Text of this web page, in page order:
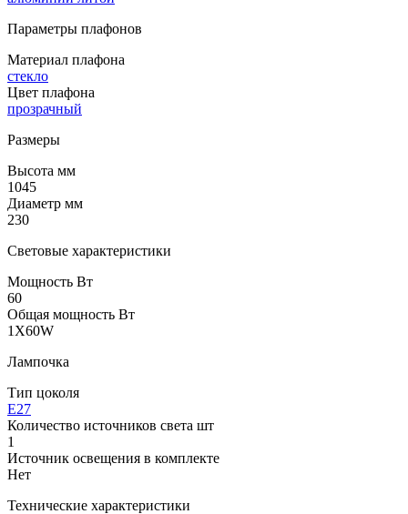
Параметры плафонов
Материал плафона
стекло
Цвет плафона
прозрачный
Размеры
Высота мм
1045
Диаметр мм
230
Световые характеристики
Мощность Вт
60
Общая мощность Вт
1X60W
Лампочка
Тип цоколя
E27
Количество источников света шт
1
Источник освещения в комплекте
Нет
Технические характеристики